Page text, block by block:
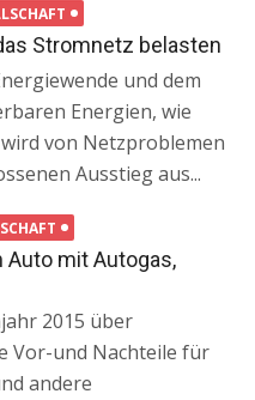
Stromnetz belasten
und dem
Energien, wie
von Netzproblemen
Ausstieg aus...
Auto mit Autogas,
2015 über
Vor-und Nachteile für
andere